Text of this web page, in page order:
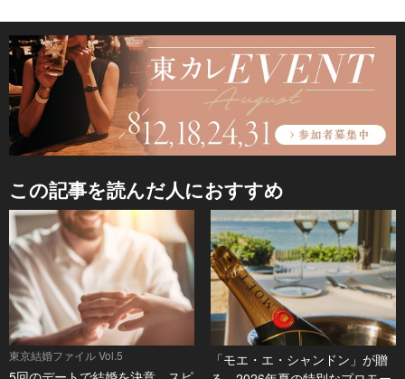
この記事を読んだ人におすすめ
東京結婚ファイル Vol.5
「モエ・エ・シャンドン」が贈